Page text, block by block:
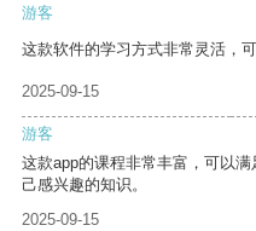
游客
这款软件的学习方式非常灵活，
2025-09-15
游客
这款app的课程非常丰富，可以
己感兴趣的知识。
2025-09-15